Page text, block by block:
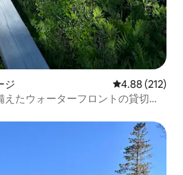
ジ レビュー212
4.88 (212)
たウォーターフロントの貸切一
す。